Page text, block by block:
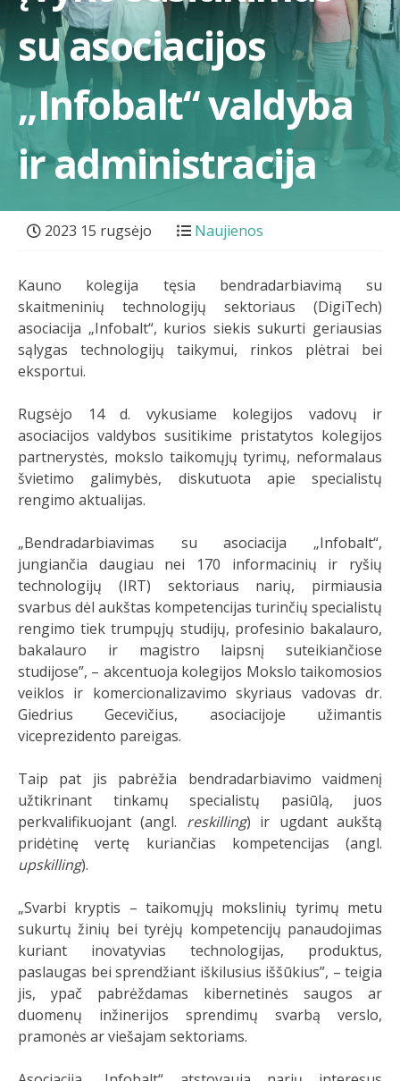
su asociacijos
„Infobalt“ valdyba
ir administracija
2023 15 rugsėjo Naujienos
Kauno kolegija tęsia bendradarbiavimą su
skaitmeninių technologijų sektoriaus (DigiTech)
asociacija „Infobalt“, kurios siekis sukurti geriausias
sąlygas technologijų taikymui, rinkos plėtrai bei
eksportui.
Rugsėjo 14 d. vykusiame kolegijos vadovų ir
asociacijos valdybos susitikime pristatytos kolegijos
partnerystės, mokslo taikomųjų tyrimų, neformalaus
švietimo galimybės, diskutuota apie specialistų
rengimo aktualijas.
„Bendradarbiavimas su asociacija „Infobalt“,
jungiančia daugiau nei 170 informacinių ir ryšių
technologijų (IRT) sektoriaus narių, pirmiausia
svarbus dėl aukštas kompetencijas turinčių specialistų
rengimo tiek trumpųjų studijų, profesinio bakalauro,
bakalauro ir magistro laipsnį suteikiančiose
studijose”, – akcentuoja kolegijos Mokslo taikomosios
veiklos ir komercionalizavimo skyriaus vadovas dr.
Giedrius Gecevičius, asociacijoje užimantis
viceprezidento pareigas.
Taip pat jis pabrėžia bendradarbiavimo vaidmenį
užtikrinant tinkamų specialistų pasiūlą, juos
perkvalifikuojant (angl. reskilling) ir ugdant aukštą
pridėtinę vertę kuriančias kompetencijas (angl.
upskilling).
„Svarbi kryptis – taikomųjų mokslinių tyrimų metu
sukurtų žinių bei tyrėjų kompetencijų panaudojimas
kuriant inovatyvias technologijas, produktus,
paslaugas bei sprendžiant iškilusius iššūkius”, – teigia
jis, ypač pabrėždamas kibernetinės saugos ar
duomenų inžinerijos sprendimų svarbą verslo,
pramonės ar viešajam sektoriams.